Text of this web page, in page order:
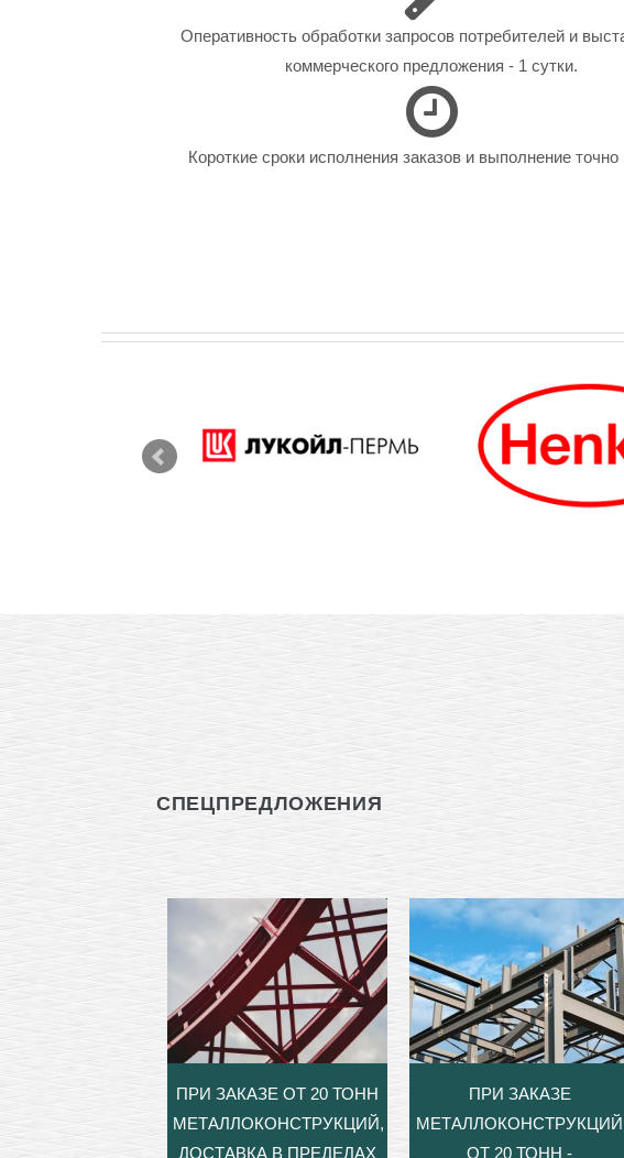
Оперативность обработки запросов потребителей и
коммерческого предложения - 1 сутки.
Короткие сроки исполнения заказов и выполнение точно
СПЕЦПРЕДЛОЖЕНИЯ
ПРИ ЗАКАЗЕ ОТ 20 ТОНН
МЕТАЛЛОКОНСТРУКЦИЙ,
ДОСТАВКА В ПРЕДЕЛАХ
ПРИ ЗАКАЗЕ
МЕТАЛЛОКОНСТРУКЦИЙ
ОТ 20 ТОНН -